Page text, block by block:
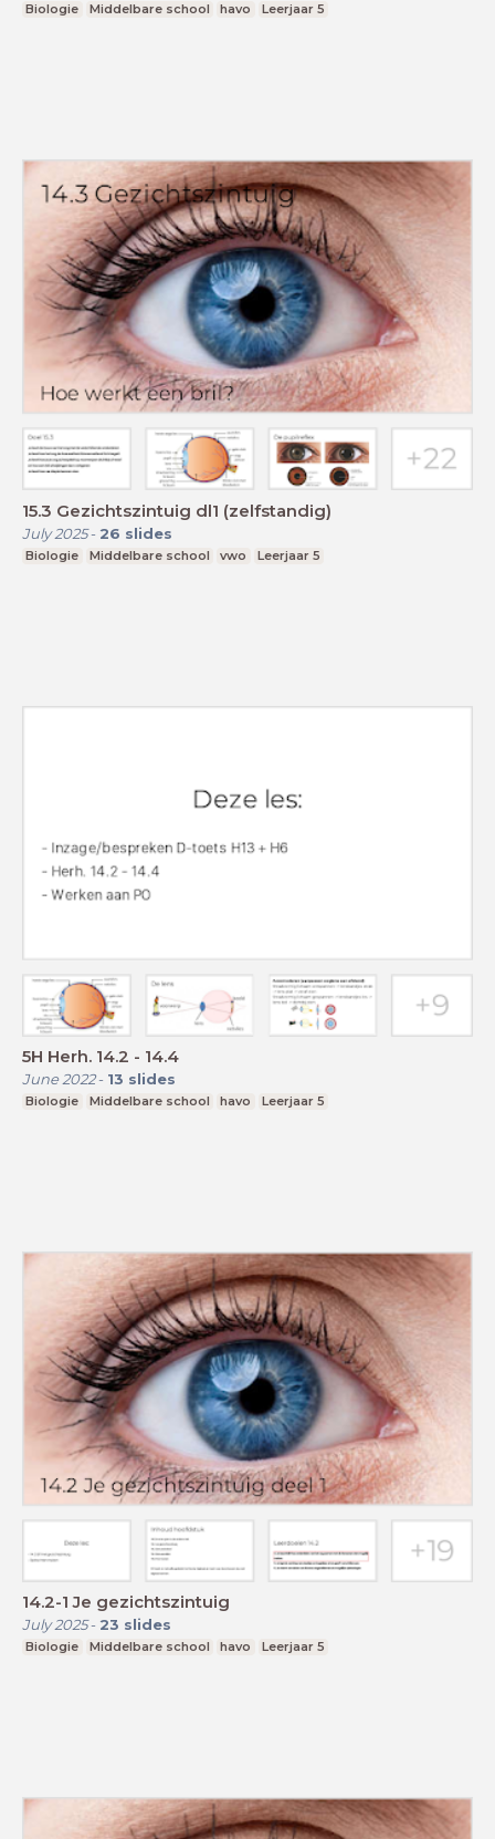
Biologie Middelbare school havo Leerjaar 5
15.3 Gezichtszintuig dl1 (zelfstandig)
July 2025- 26 slides
Biologie Middelbare school vwo Leerjaar 5
5H Herh. 14.2 - 14.4
June 2022- 13 slides
Biologie Middelbare school havo Leerjaar 5
14.2-1 Je gezichtszintuig
July 2025- 23 slides
Biologie Middelbare school havo Leerjaar 5